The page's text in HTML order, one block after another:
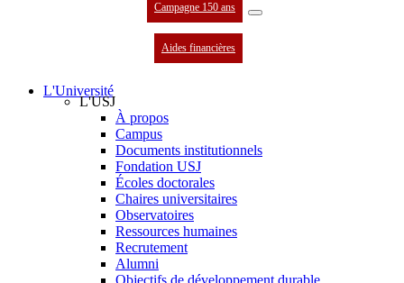
Campagne 150 ans
Aides financières
L'Université
L'USJ
À propos
Campus
Documents institutionnels
Fondation USJ
Écoles doctorales
Chaires universitaires
Observatoires
Ressources humaines
Recrutement
Alumni
Objectifs de développement durable